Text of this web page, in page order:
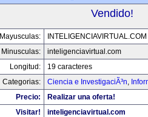
Vendido!
Mayusculas:
INTELIGENCIAVIRTUAL.COM
Minusculas:
inteligenciavirtual.com
Longitud:
19 caracteres
Categorias:
Ciencia e InvestigaciÃ³n,
Precio:
Realizar una oferta!
Visitar!
inteligenciavirtual.com